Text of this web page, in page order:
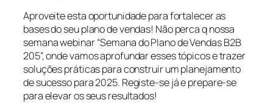
Aproveite esta oportunidade para fortalecer as
bases do seu plano de vendas! Não perca q nossa
semana webinar “Semana do Plano de Vendas B2B
205”, onde vamos aprofundar esses tópicos e trazer
soluções práticas para construir um planejamento
de sucesso para 2025. Registe-se já e prepare-se
para elevar os seus resultados!